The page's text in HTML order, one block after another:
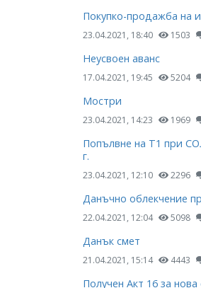
Покупко-продажба на
23.04.2021, 18:40 1503
Неусвоен аванс
17.04.2021, 19:45 5204
Мостри
23.04.2021, 14:23 1969
Попълвне на Т1 при
г.
23.04.2021, 12:10 2296
Данъчно облекчение
22.04.2021, 12:04 5098
Данък смет
21.04.2021, 15:14 4443
Получен Акт 16 за нова